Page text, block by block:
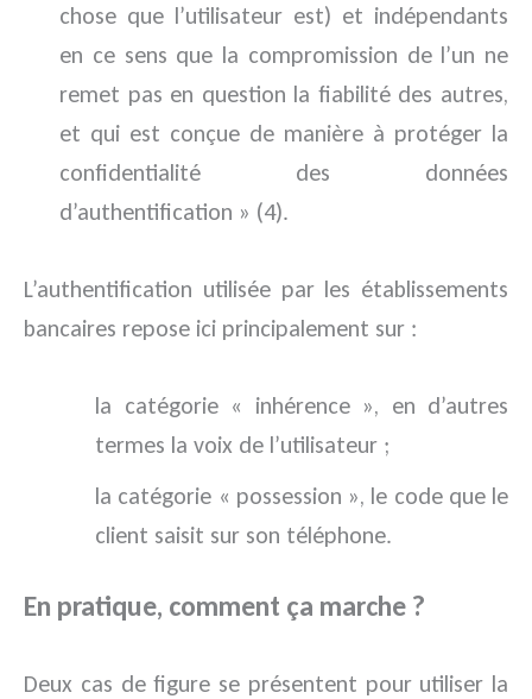
chose que l’utilisateur est) et indépendants
en ce sens que la compromission de l’un ne
remet pas en question la fiabilité des autres,
et qui est conçue de manière à protéger la
confidentialité des données
d’authentification » (4).
L’authentification utilisée par les établissements
bancaires repose ici principalement sur :
la catégorie « inhérence », en d’autres
termes la voix de l’utilisateur ;
la catégorie « possession », le code que le
client saisit sur son téléphone.
En pratique, comment ça marche ?
Deux cas de figure se présentent pour utiliser la